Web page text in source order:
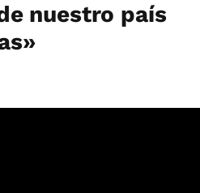
nuestro país